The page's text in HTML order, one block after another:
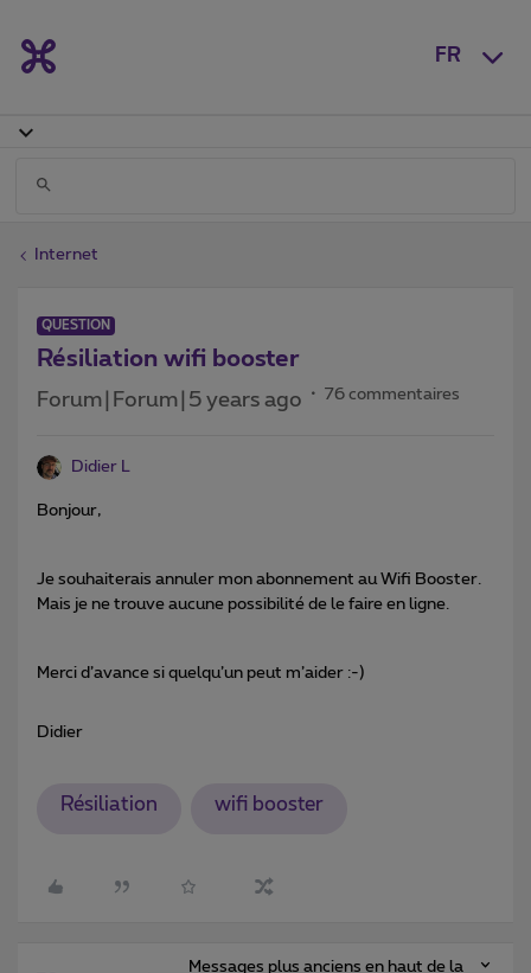
FR
Internet
QUESTION
Résiliation wifi booster
Forum|Forum|5 years ago 76 commentaires
Didier L
Bonjour,
Je souhaiterais annuler mon abonnement au Wifi Booster.
Mais je ne trouve aucune possibilité de le faire en ligne.
Merci d’avance si quelqu’un peut m’aider :-)
Didier
Résiliation wifi booster
Messages plus anciens en haut de la